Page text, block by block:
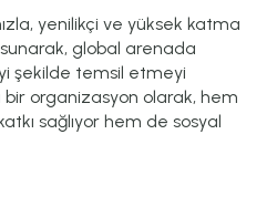
yenilikçi ve yüksek katma
global arenada
şekilde temsil etmeyi
organizasyon olarak, hem
sağlıyor hem de sosyal